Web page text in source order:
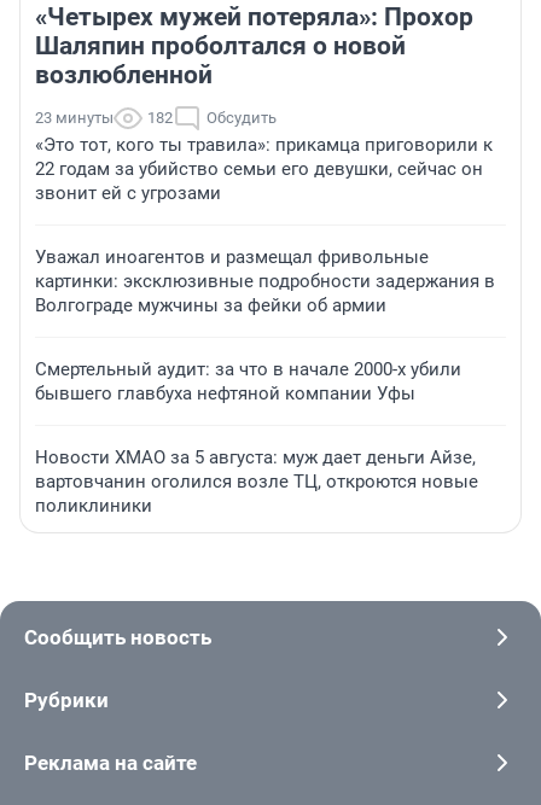
«Четырех мужей потеряла»: Прохор
Шаляпин проболтался о новой
возлюбленной
23 минуты 182 Обсудить
«Это тот, кого ты травила»: прикамца приговорили к
22 годам за убийство семьи его девушки, сейчас он
звонит ей с угрозами
Уважал иноагентов и размещал фривольные
картинки: эксклюзивные подробности задержания в
Волгограде мужчины за фейки об армии
Смертельный аудит: за что в начале 2000-х убили
бывшего главбуха нефтяной компании Уфы
Новости ХМАО за 5 августа: муж дает деньги Айзе,
вартовчанин оголился возле ТЦ, откроются новые
поликлиники
Сообщить новость
Рубрики
Реклама на сайте